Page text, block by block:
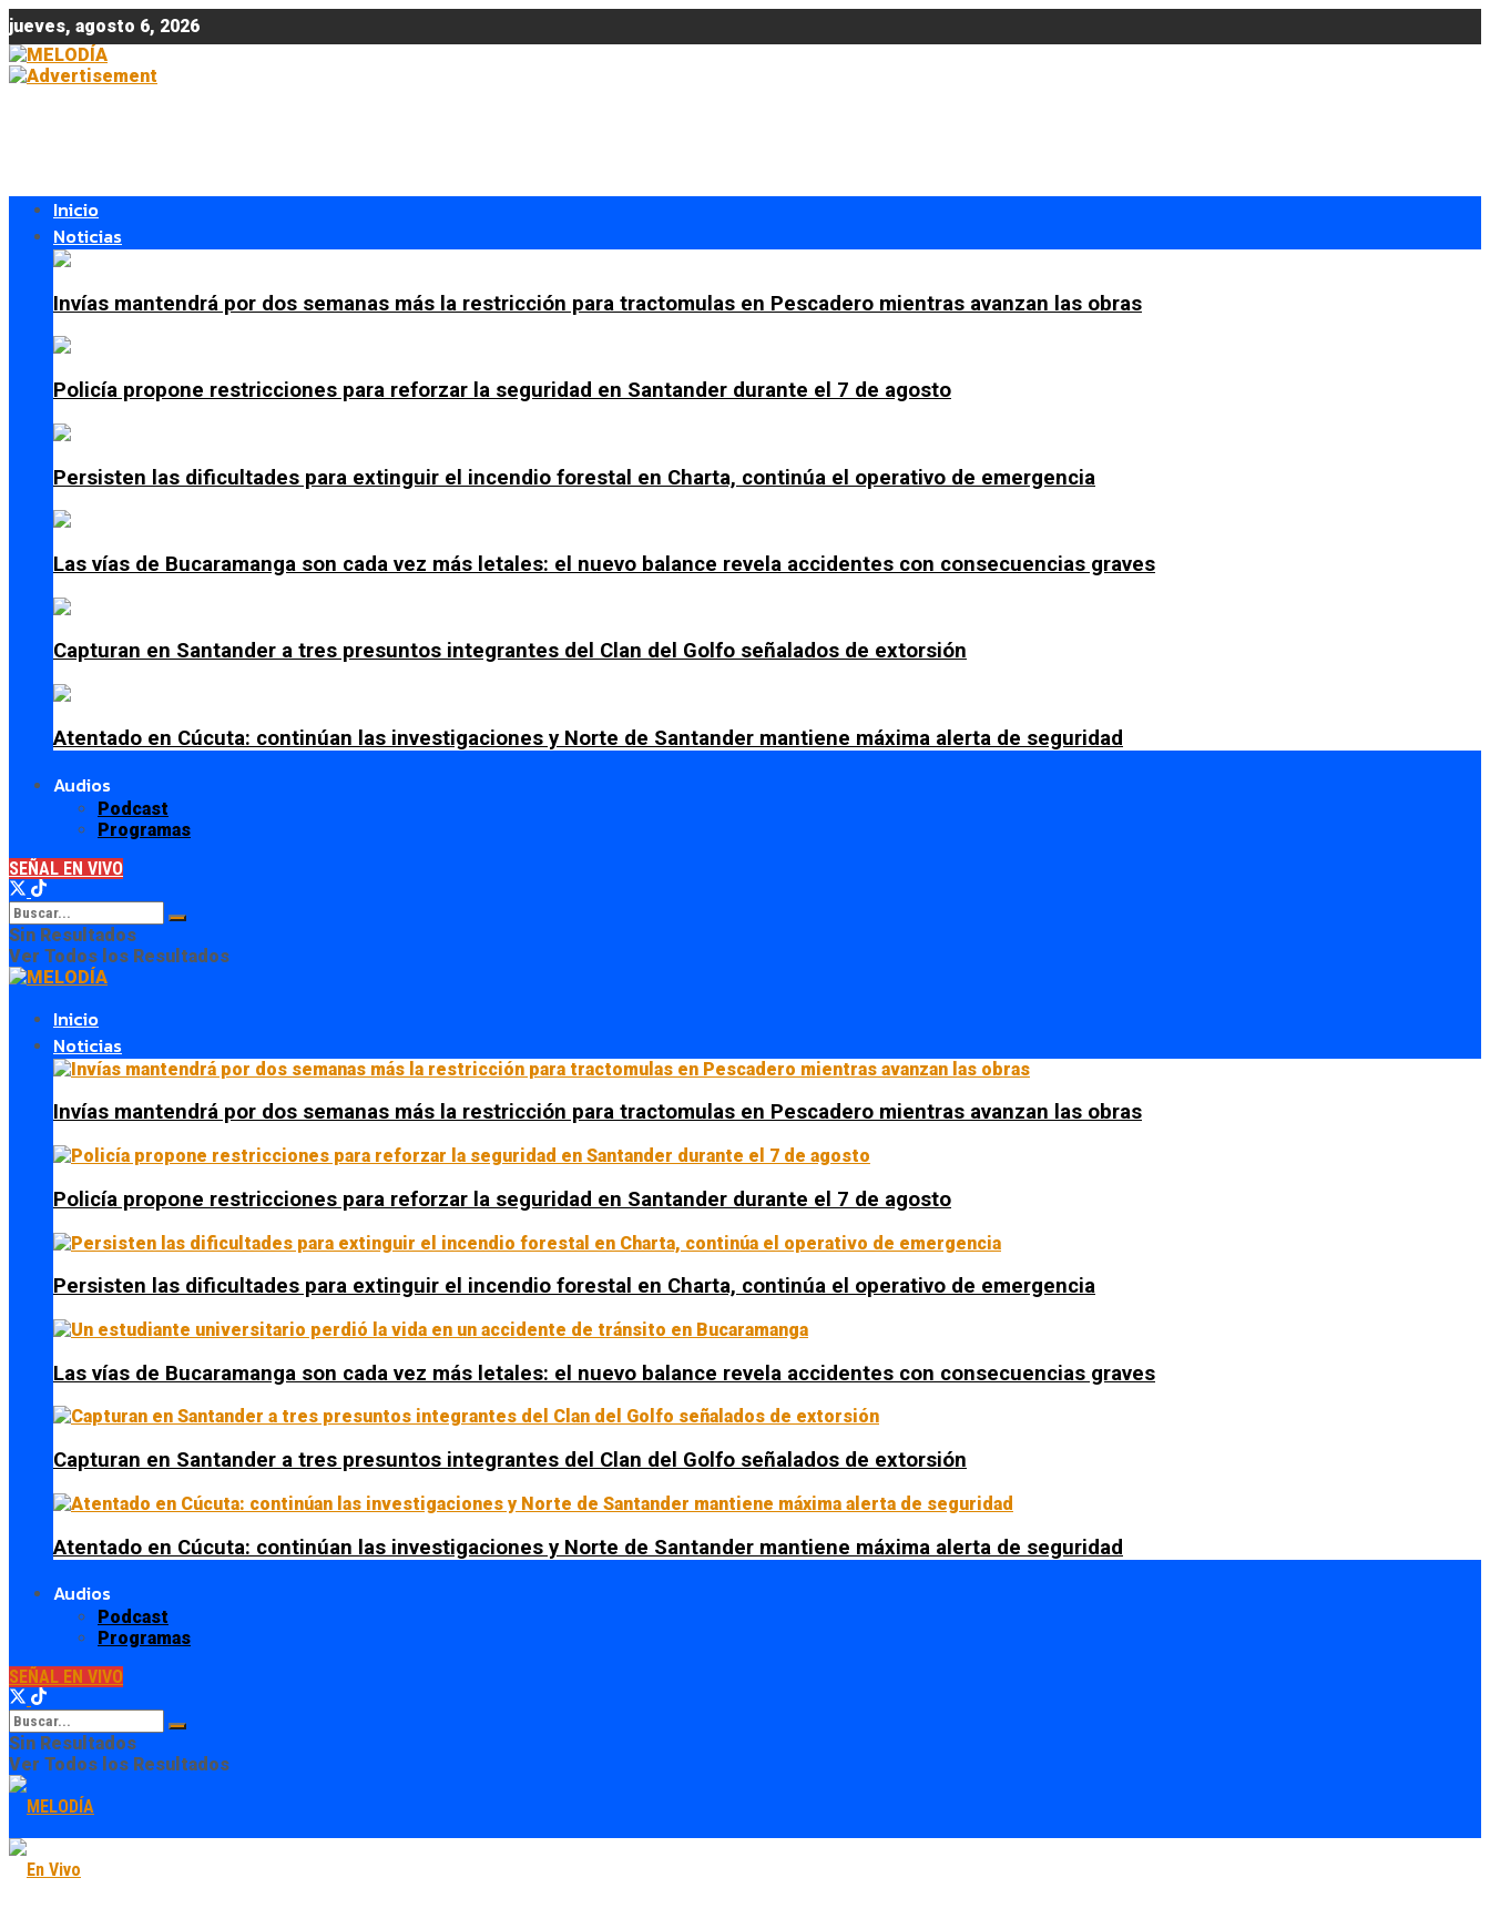
jueves, agosto 6, 2026
Inicio
Noticias
Invías mantendrá por dos semanas más la restricción para tractomulas en Pescadero mientras avanzan las obras
Policía propone restricciones para reforzar la seguridad en Santander durante el 7 de agosto
Persisten las dificultades para extinguir el incendio forestal en Charta, continúa el operativo de emergencia
Las vías de Bucaramanga son cada vez más letales: el nuevo balance revela accidentes con consecuencias graves
Capturan en Santander a tres presuntos integrantes del Clan del Golfo señalados de extorsión
Atentado en Cúcuta: continúan las investigaciones y Norte de Santander mantiene máxima alerta de seguridad
Audios
Podcast
Programas
SEÑAL EN VIVO
Sin Resultados
Ver Todos los Resultados
Inicio
Noticias
Invías mantendrá por dos semanas más la restricción para tractomulas en Pescadero mientras avanzan las obras
Policía propone restricciones para reforzar la seguridad en Santander durante el 7 de agosto
Persisten las dificultades para extinguir el incendio forestal en Charta, continúa el operativo de emergencia
Las vías de Bucaramanga son cada vez más letales: el nuevo balance revela accidentes con consecuencias graves
Capturan en Santander a tres presuntos integrantes del Clan del Golfo señalados de extorsión
Atentado en Cúcuta: continúan las investigaciones y Norte de Santander mantiene máxima alerta de seguridad
Audios
Podcast
Programas
SEÑAL EN VIVO
Sin Resultados
Ver Todos los Resultados